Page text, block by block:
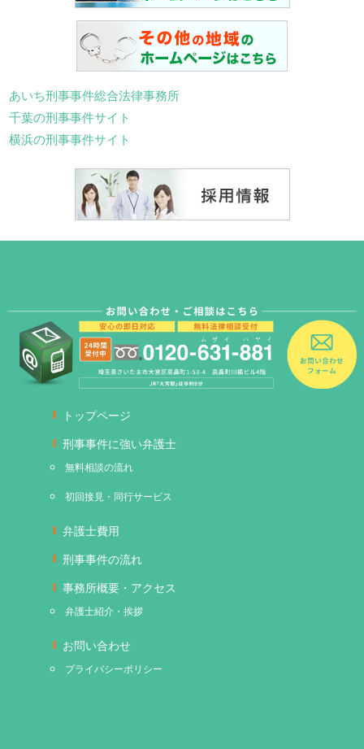
あいち刑事事件総合法律事務所
千葉の刑事事件サイト
横浜の刑事事件サイト
トップページ
刑事事件に強い弁護士
無料相談の流れ
初回接見・同行サービス
弁護士費用
刑事事件の流れ
事務所概要・アクセス
弁護士紹介・挨拶
お問い合わせ
プライバシーポリシー